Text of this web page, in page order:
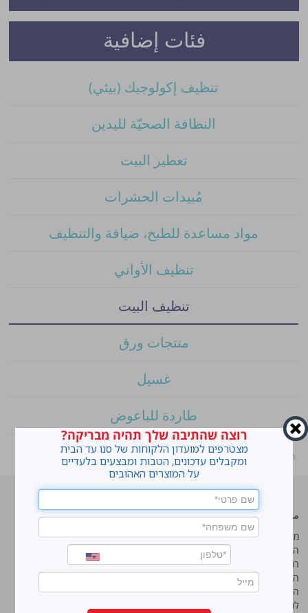
فئات إضافية
تنظيف إكولوجيك (بيئي)
النظافة الصحيّة لليدين
تعطير البيت
مُبيدات الحشرات
مواد مساعدة للطبخ، ضيافة والتنظيف
تنظيف الأواني
تنظيف البيت
منتجات ورق
غسيل
طاردة للباعوض
ראשי الحانوت»سانوبون – صابون لمقعد الحمّام
منتجات رائده
מי אנחנו
המוצרים שלנו
רכישה אונליין
המדריך לטיפוח הבית
המדריך לכביסה המושלמת
לכל רגע במטבח
سانو
מי אנחנו
רכישה אונליין
המדריך לכביסה המושלמת
רוצה שהתיבה שלך תהיה מבריקה?
מצטרפים למועדון הלקוחות של סנו עד הבית
ומקבלים עדכונים, הטבות ומבצעים בלעדיים
על המוצרים האהובים